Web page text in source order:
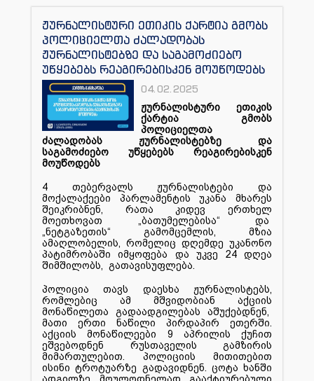
ჟურნალისტური ეთიკის ქარტია გმობს
პოლიციელთა ძალადობას
ჟურნალისტებზე და საგამოძიებო
უწყებებს რეაგირებისკენ მოუწოდებს
04.02.2025
ჟურნალისტური ეთიკის
ქარტია გმობს
პოლიციელთა
ძალადობას ჟურნალისტებზე და
საგამოძიებო უწყებებს რეაგირებისკენ
მოუწოდებს
4 თებერვალს ჟურნალისტები და
მოქალაქეები პარლამენტის უკანა მხარეს
შეიკრიბნენ, რათა კიდევ ერთხელ
მოეთხოვათ „ბათუმელებისა“ და
„ნეტგაზეთის“ გამომცემლის, მზია
ამაღლობელის, რომელიც დღემდე უკანონო
პატიმრობაში იმყოფება და უკვე 24 დღეა
შიმშილობს, გათავისუფლება.
პოლიცია თავს დაესხა ჟურნალისტებს,
რომლებიც ამ მშვიდობიან აქციის
მონაწილეთა გადაადგილებას აშუქებდნენ,
მათი ერთი ნაწილი პირდაპირ ეთერში.
აქციის მონაწილეები 9 აპრილის ქუჩით
ეშვებოდნენ რუსთაველის გამზირის
მიმართულებით. პოლიციის მითითებით
ისინი ტროტუარზე გადავიდნენ. ცოტა ხანში